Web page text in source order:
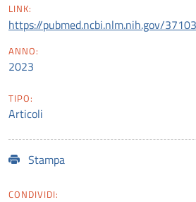
LINK:
https://pubmed.ncbi.nlm.nih.gov/
ANNO:
2023
TIPO:
Articoli
Stampa
CONDIVIDI: